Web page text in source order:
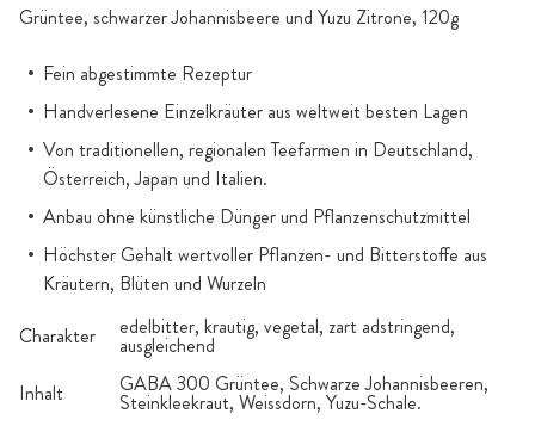
Grüntee, schwarzer Johannisbeere und Yuzu Zitrone, 120g
Fein abgestimmte Rezeptur
Handverlesene Einzelkräuter aus weltweit besten Lagen
Von traditionellen, regionalen Teefarmen in Deutschland,
Österreich, Japan und Italien.
Anbau ohne künstliche Dünger und Pflanzenschutzmittel
Höchster Gehalt wertvoller Pflanzen- und Bitterstoffe aus
Kräutern, Blüten und Wurzeln
Charakter
edelbitter, krautig, vegetal, zart adstringend,
ausgleichend
Inhalt
GABA 300 Grüntee, Schwarze Johannisbeeren,
Steinkleekraut, Weissdorn, Yuzu-Schale.